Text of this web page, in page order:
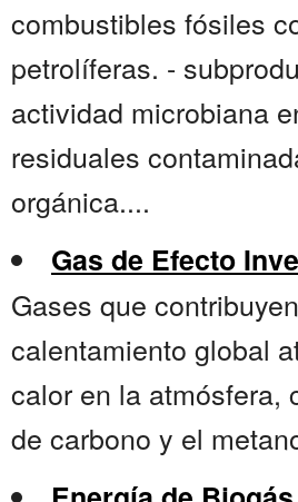
combustibles fósiles
petrolíferas. -
actividad microbiana
residuales
orgánica....
Gas de Efecto
Gases que
calentamiento global
calor en la atmósfera,
de carbono y el